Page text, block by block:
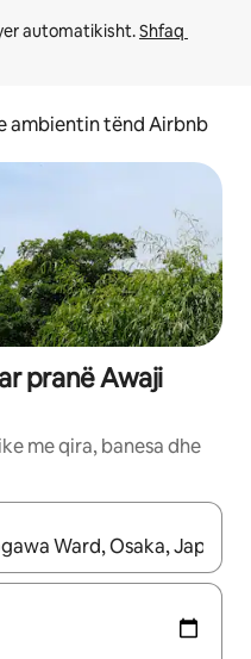
automatikisht. Shfaq
ambientin tënd Airbnb
pranë Awaji
me qira, banesa dhe
lëviz me butonat e